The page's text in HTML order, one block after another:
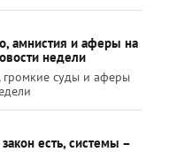
амнистия и аферы на
недели
суды и аферы
есть, системы –